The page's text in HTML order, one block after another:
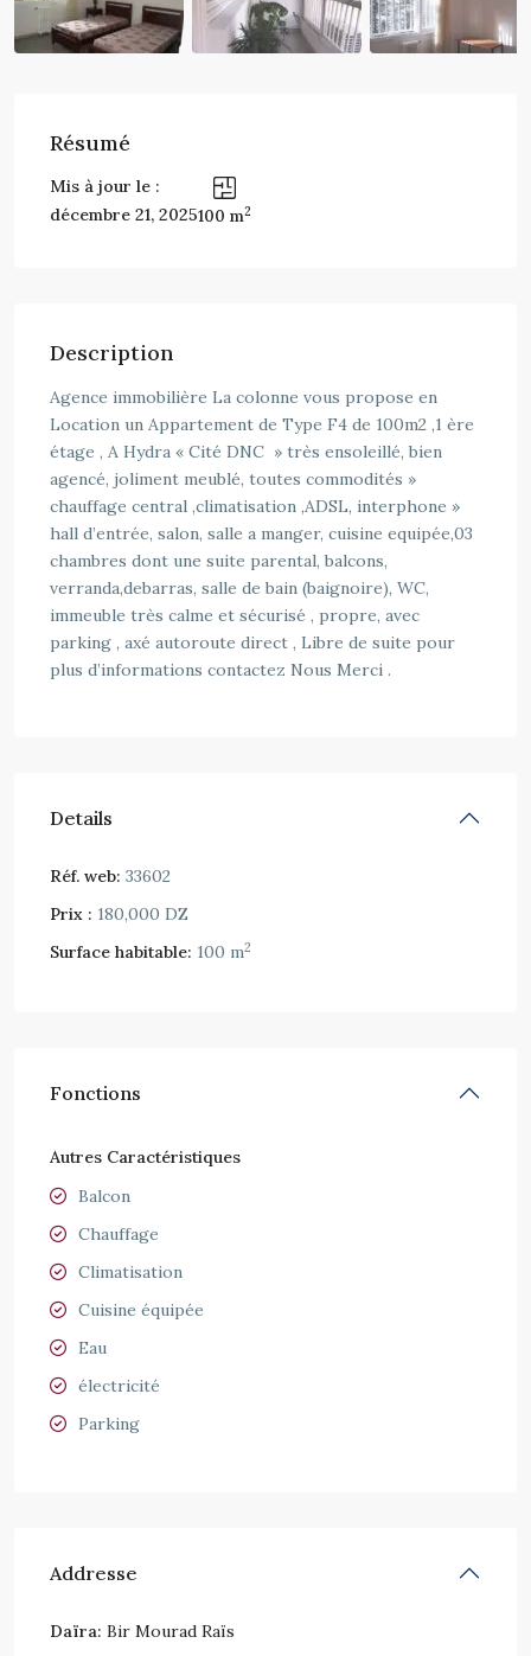
Résumé
Mis à jour le :
décembre 21, 2025100 m2
Description
Agence immobilière La colonne vous propose en
Location un Appartement de Type F4 de 100m2 ,1 ère
étage , A Hydra « Cité DNC » très ensoleillé, bien
agencé, joliment meublé, toutes commodités »
chauffage central ,climatisation ,ADSL, interphone »
hall d’entrée, salon, salle a manger, cuisine equipée,03
chambres dont une suite parental, balcons,
verranda,debarras, salle de bain (baignoire), WC,
immeuble très calme et sécurisé , propre, avec
parking , axé autoroute direct , Libre de suite pour
plus d’informations contactez Nous Merci .
Details
Réf. web: 33602
Prix : 180,000 DZ
Surface habitable: 100 m2
Fonctions
Autres Caractéristiques
Balcon
Chauffage
Climatisation
Cuisine équipée
Eau
électricité
Parking
Addresse
Daïra: Bir Mourad Raïs